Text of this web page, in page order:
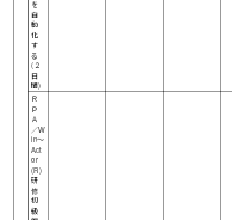
を
自
動
化
す
る
(２
日
間)
Ｒ
Ｐ
Ａ
／W
in～
Act
or
(R)
研
修
初
級